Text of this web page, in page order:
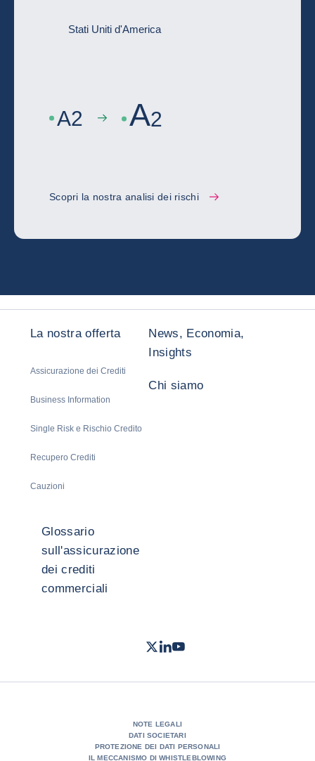
Stati Uniti d'America
A2 A2
Scopri la nostra analisi dei rischi
La nostra offerta
Assicurazione dei Crediti
Business Information
Single Risk e Rischio Credito
Recupero Crediti
Cauzioni
News, Economia,
Insights
Chi siamo
Glossario
sull'assicurazione
dei crediti
commerciali
Twitter- Coface
LinkedIn
Youtube
NOTE LEGALI
DATI SOCIETARI
PROTEZIONE DEI DATI PERSONALI
IL MECCANISMO DI WHISTLEBLOWING